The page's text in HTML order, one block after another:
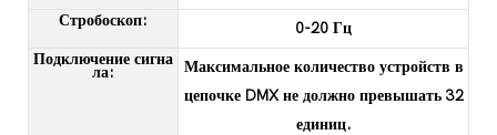
Стробоскоп:
0-20 Гц
Подключение сигна
ла:
Максимальное количество устройств в
цепочке DMX не должно превышать 32
единиц.